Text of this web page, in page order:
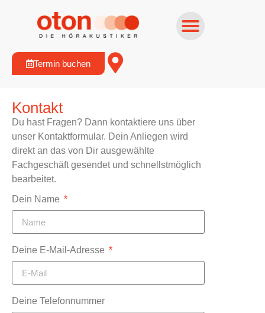
Termin buchen
Kontakt
Du hast Fragen? Dann kontaktiere uns über
unser Kontaktformular. Dein Anliegen wird
direkt an das von Dir ausgewählte
Fachgeschäft gesendet und schnellstmöglich
bearbeitet.
Dein Name
Deine E-Mail-Adresse
Deine Telefonnummer